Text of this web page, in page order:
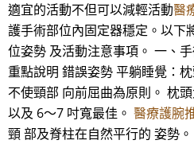
適宜的活動不但可以減輕活動醫
護手術部位內固定器穩定。以下
位姿勢 及活動注意事項。 一、
重點說明 錯誤姿勢 平躺睡覺：
不使頸部 向前屈曲為原則。 枕
以及 6～7 吋寬最佳。 醫療護腕
頸 部及脊柱在自然平行的 姿勢